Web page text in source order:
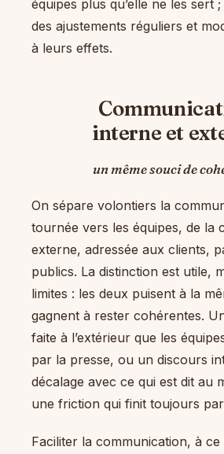
équipes plus qu’elle ne les sert
des ajustements réguliers et
à leurs effets.
interne et
un même souci de
On sépare volontiers la
tournée vers les équipes, de la
externe, adressée aux clients,
publics. La distinction est utile,
limites : les deux puisent à la
gagnent à rester cohérentes.
faite à l’extérieur que les
par la presse, ou un discours
décalage avec ce qui est dit au
une friction qui finit toujours
Faciliter la communication, à